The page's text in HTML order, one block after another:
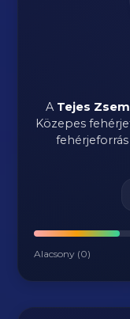
A Tejes
Közepes
Alacsony (0)